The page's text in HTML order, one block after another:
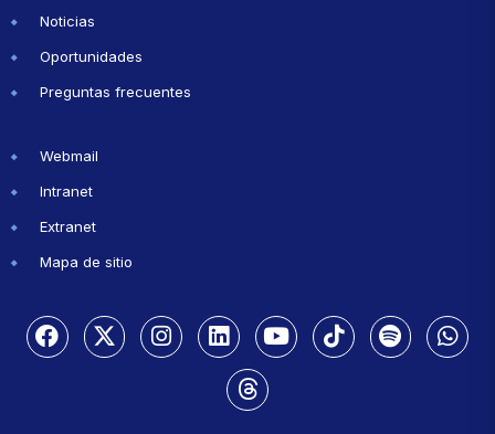
Noticias
Oportunidades
Preguntas frecuentes
Webmail
Intranet
Extranet
Mapa de sitio